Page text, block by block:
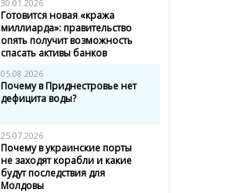
30.01.2026
Готовится новая «кража
миллиарда»: правительство
опять получит возможность
спасать активы банков
05.08.2026
Почему в Приднестровье нет
дефицита воды?
25.07.2026
Почему в украинские порты
не заходят корабли и какие
будут последствия для
Молдовы